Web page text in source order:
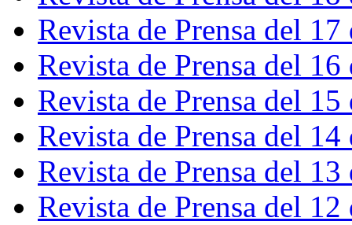
Revista de Prensa del
Revista de Prensa del
Revista de Prensa del
Revista de Prensa del
Revista de Prensa del
Revista de Prensa del